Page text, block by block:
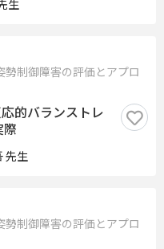
生
勢制御障害の評価とアプロ
的バランストレ
際
先生
勢制御障害の評価とアプロ